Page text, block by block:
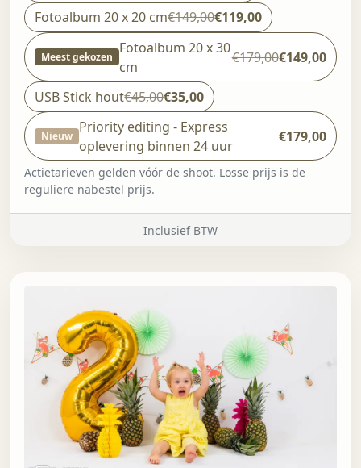
Fotoalbum 20 x 20 cm€149,00€119,00
Meest gekozen
Fotoalbum 20 x 30
cm
€179,00€149,00
USB Stick hout€45,00€35,00
Nieuw
Priority editing - Express
oplevering binnen 24 uur
€179,00
Actietarieven gelden vóór de shoot. Losse prijs is de
reguliere nabestel prijs.
Inclusief BTW